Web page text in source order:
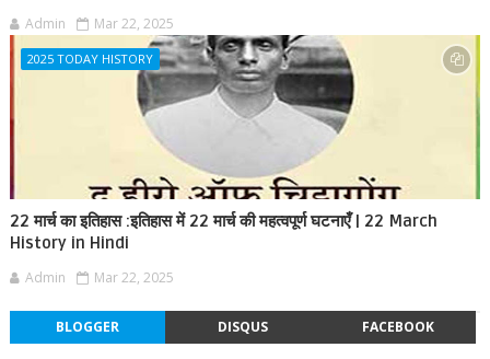
Admin Mar 22, 2025
2025 TODAY HISTORY
22 मार्च का इतिहास :इतिहास में 22 मार्च की महत्वपूर्ण घटनाएँ | 22 March
History in Hindi
Admin Mar 22, 2025
BLOGGER DISQUS FACEBOOK